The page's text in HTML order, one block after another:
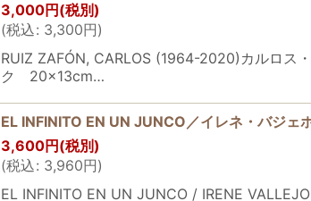
3,000円 (税別)
(税込: 3,300円)
RUIZ ZAFÓN, CARLOS (1964-2020)カルロス
ク 20×13cm…
EL INFINITO EN UN JUNCO／イレネ・バジェ
3,600円 (税別)
(税込: 3,960円)
EL INFINITO EN UN JUNCO / IRENE